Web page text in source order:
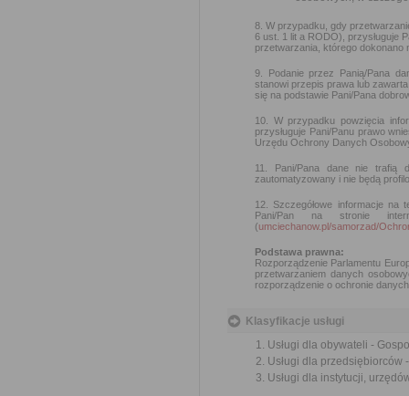
8. W przypadku, gdy
6 ust. 1 lit a RODO), przysługuje
przetwarzania, którego dokonano
9. Podanie przez Panią/Pana
stanowi przepis prawa lub
się na podstawie Pani/Pana
10. W przypadku powzięcia
przysługuje Pani/Panu prawo
Urzędu Ochrony Danych
11. Pani/Pana dane nie trafią
zautomatyzowany i nie będą
12. Szczegółowe informacje na
Pani/Pan na stronie
(umciechanow.pl/samorzad/
Podstawa prawna:
Rozporządzenie Parlamentu
przetwarzaniem danych
rozporządzenie o ochronie
Klasyfikacje usługi
Usługi dla obywateli -
Usługi dla
Usługi dla instytucji,